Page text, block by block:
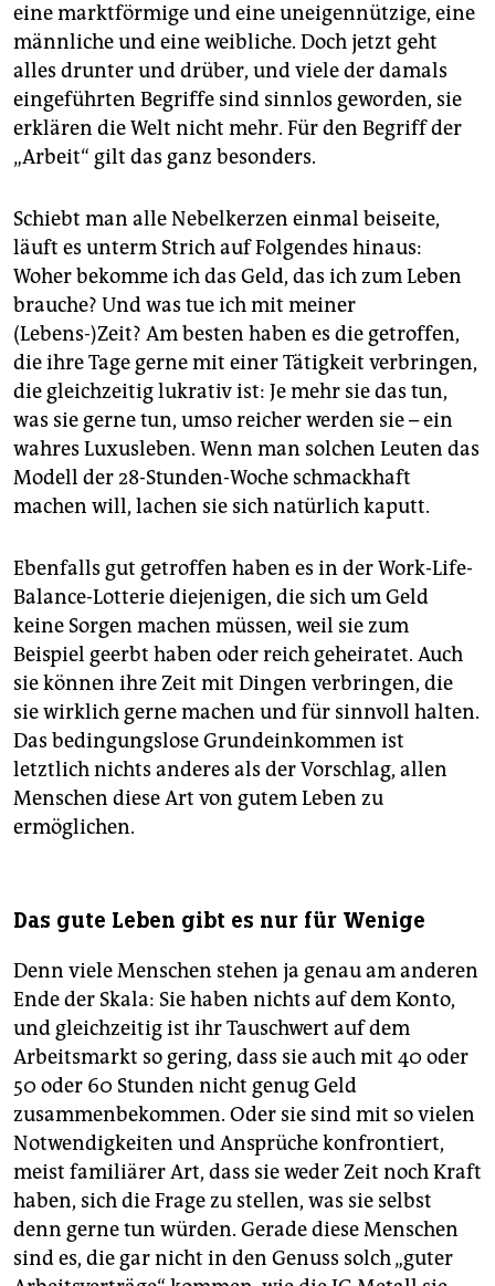
eine marktförmige und eine uneigennützige, eine
männliche und eine weibliche. Doch jetzt geht
alles drunter und drüber, und viele der damals
eingeführten Begriffe sind sinnlos geworden, sie
erklären die Welt nicht mehr. Für den Begriff der
„Arbeit“ gilt das ganz besonders.
Schiebt man alle Nebelkerzen einmal beiseite,
läuft es unterm Strich auf Folgendes hinaus:
Woher bekomme ich das Geld, das ich zum Leben
brauche? Und was tue ich mit meiner
(Lebens-)Zeit? Am besten haben es die getroffen,
die ihre Tage gerne mit einer Tätigkeit verbringen,
die gleichzeitig lukrativ ist: Je mehr sie das tun,
was sie gerne tun, umso reicher werden sie – ein
wahres Luxusleben. Wenn man solchen Leuten das
Modell der 28-Stunden-Woche schmackhaft
machen will, lachen sie sich natürlich kaputt.
Ebenfalls gut getroffen haben es in der Work-Life-
Balance-Lotterie diejenigen, die sich um Geld
keine Sorgen machen müssen, weil sie zum
Beispiel geerbt haben oder reich geheiratet. Auch
sie können ihre Zeit mit Dingen verbringen, die
sie wirklich gerne machen und für sinnvoll halten.
Das bedingungslose Grundeinkommen ist
letztlich nichts anderes als der Vorschlag, allen
Menschen diese Art von gutem Leben zu
ermöglichen.
Das gute Leben gibt es nur für Wenige
Denn viele Menschen stehen ja genau am anderen
Ende der Skala: Sie haben nichts auf dem Konto,
und gleichzeitig ist ihr Tauschwert auf dem
Arbeitsmarkt so gering, dass sie auch mit 40 oder
50 oder 60 Stunden nicht genug Geld
zusammenbekommen. Oder sie sind mit so vielen
Notwendigkeiten und Ansprüche konfrontiert,
meist familiärer Art, dass sie weder Zeit noch Kraft
haben, sich die Frage zu stellen, was sie selbst
denn gerne tun würden. Gerade diese Menschen
sind es, die gar nicht in den Genuss solch „guter